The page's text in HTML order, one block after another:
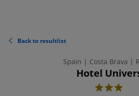
Back to resultlist
Spain | Costa Brava |
Hotel
3